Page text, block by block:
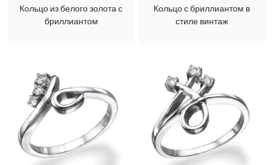
Кольцо из белого золота с
бриллиантом
Кольцо с бриллиантом в
стиле винтаж